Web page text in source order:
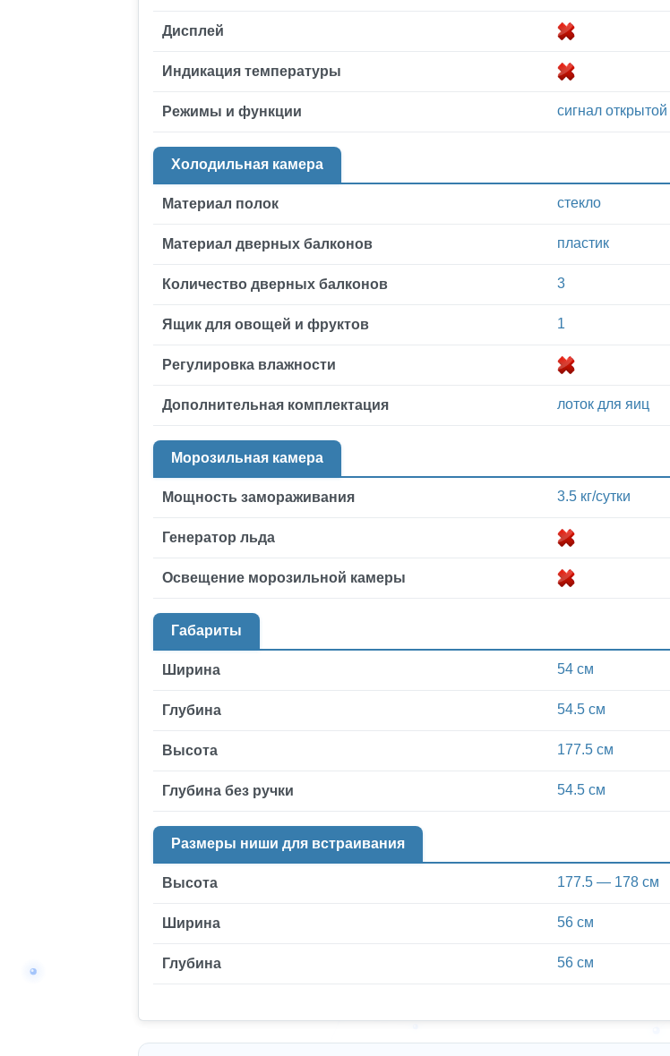
Дисплей
Индикация температуры
Режимы и функции сигнал
Холодильная камера
Материал полок стекло
Материал дверных балконов пластик
Количество дверных балконов 3
Ящик для овощей и фруктов 1
Регулировка влажности
Дополнительная комплектация лоток для яиц
Морозильная камера
Мощность замораживания 3.5 кг/сутки
Генератор льда
Освещение морозильной камеры
Габариты
Ширина 54 см
Глубина 54.5 см
Высота 177.5 см
Глубина без ручки 54.5 см
Размеры ниши для встраивания
Высота 177.5 — 178 см
Ширина 56 см
Глубина 56 см